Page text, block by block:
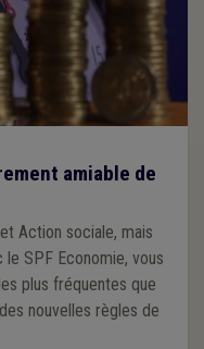
amiable de
Action sociale, mais
le SPF Economie, vous
plus fréquentes que
nouvelles règles de